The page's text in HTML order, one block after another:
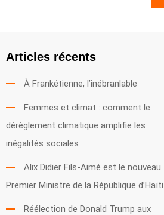
Articles récents
À Frankétienne, l’inébranlable
Femmes et climat : comment le
dérèglement climatique amplifie les
inégalités sociales
Alix Didier Fils-Aimé est le nouveau
Premier Ministre de la République d’Haïti
Réélection de Donald Trump aux